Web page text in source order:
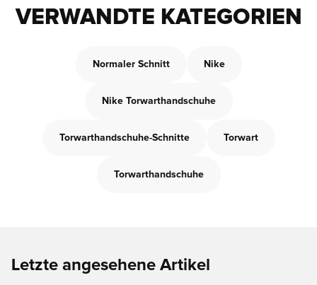
VERWANDTE KATEGORIEN
Normaler Schnitt Nike
Nike Torwarthandschuhe
Torwarthandschuhe-Schnitte Torwart
Torwarthandschuhe
Letzte angesehene Artikel